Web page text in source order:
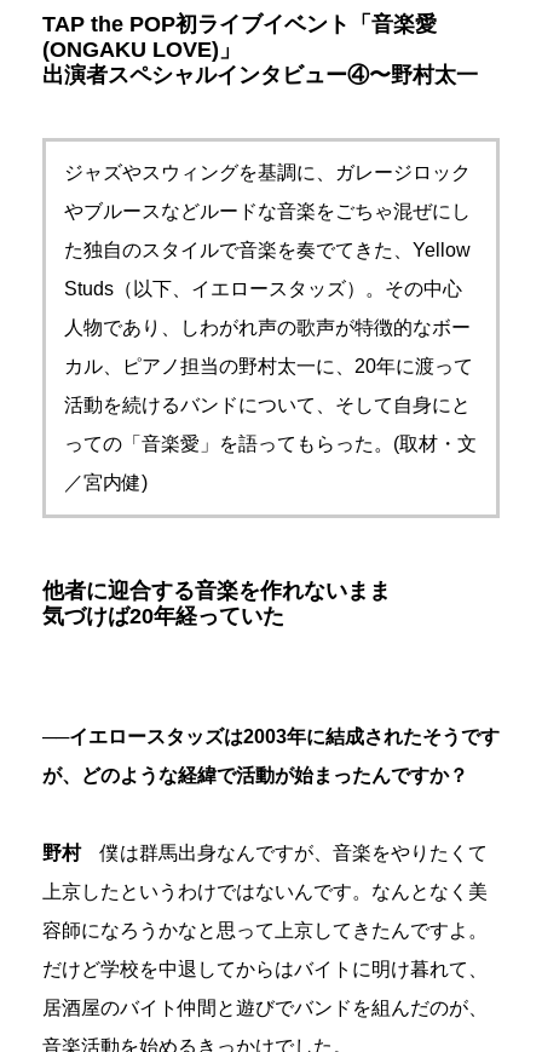
TAP the POP初ライブイベント「音楽愛
(ONGAKU LOVE)」
出演者スペシャルインタビュー④〜野村太一
ジャズやスウィングを基調に、ガレージロック
やブルースなどルードな音楽をごちゃ混ぜにし
た独自のスタイルで音楽を奏でてきた、Yellow
Studs（以下、イエロースタッズ）。その中心
人物であり、しわがれ声の歌声が特徴的なボー
カル、ピアノ担当の野村太一に、20年に渡って
活動を続けるバンドについて、そして自身にと
っての「音楽愛」を語ってもらった。(取材・文
／宮内健)
他者に迎合する音楽を作れないまま
気づけば20年経っていた
──イエロースタッズは2003年に結成されたそうです
が、どのような経緯で活動が始まったんですか？
野村僕は群馬出身なんですが、音楽をやりたくて
上京したというわけではないんです。なんとなく美
容師になろうかなと思って上京してきたんですよ。
だけど学校を中退してからはバイトに明け暮れて、
居酒屋のバイト仲間と遊びでバンドを組んだのが、
音楽活動を始めるきっかけでした。